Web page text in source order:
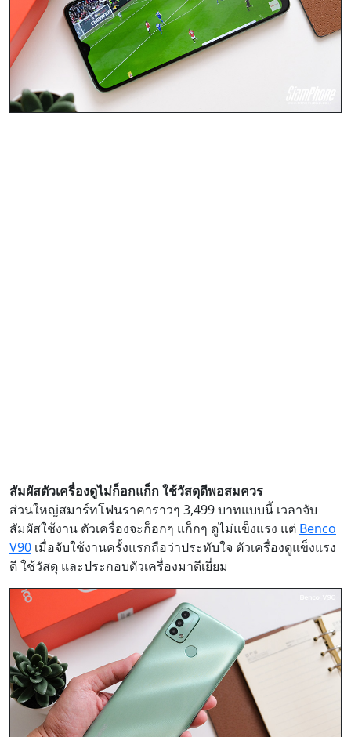
สัมผัสตัวเครื่องดูไม่ก็อกแก็ก ใช้วัสดุดีพอสมควร
ส่วนใหญ่สมาร์ทโฟนราคาราวๆ 3,499 บาทแบบนี้ เวลาจับ
สัมผัสใช้งาน ตัวเครื่องจะก็อกๆ แก็กๆ ดูไม่แข็งแรง แต่ Benco
V90 เมื่อจับใช้งานครั้งแรกถือว่าประทับใจ ตัวเครื่องดูแข็งแรง
ดี ใช้วัสดุ และประกอบตัวเครื่องมาดีเยี่ยม